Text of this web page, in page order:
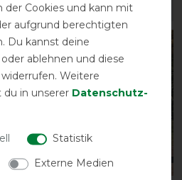
ARTIKEL MERKEN
-10%
der Cookies und kann mit
aufgrund berechtigten
Du kannst deine
ablehnen und diese
Weitere
in unserer Daten­schutz­
Statistik
Externe Medien